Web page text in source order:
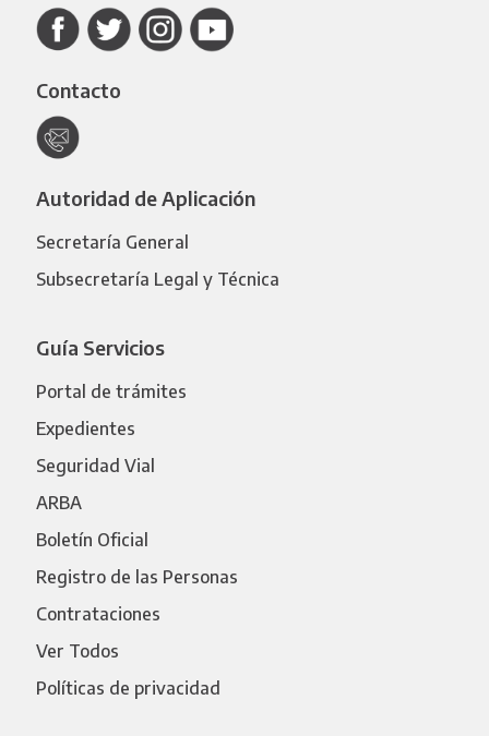
Contacto
Autoridad de Aplicación
Secretaría General
Subsecretaría Legal y Técnica
Guía Servicios
Portal de trámites
Expedientes
Seguridad Vial
ARBA
Boletín Oficial
Registro de las Personas
Contrataciones
Ver Todos
Políticas de privacidad